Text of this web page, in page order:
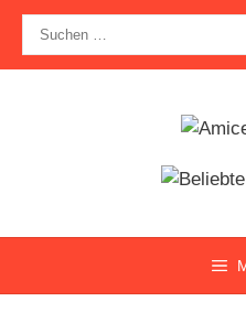
Zum
Inhalt
springen
nach: